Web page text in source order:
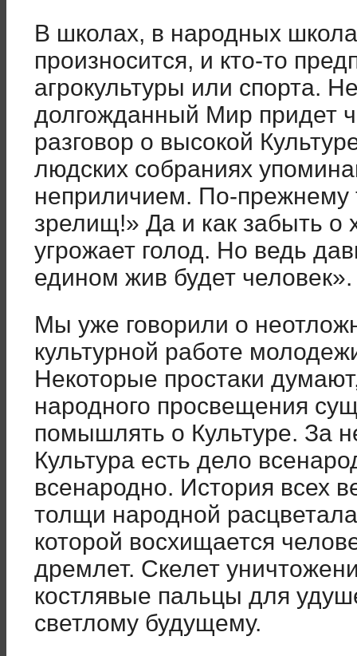
В школах, в народных
произносится, и кто-то
агрокультуры или спорта.
долгожданный Мир придет
разговор о высокой
людских собраниях
неприличием. По-прежнему
зрелищ!» Да и как забыть о
угрожает голод. Но ведь
едином жив будет человек».
Мы уже говорили о
культурной работе
Некоторые простаки
народного просвещения
помышлять о Культуре. За
Культура есть дело
всенародно. История всех
толщи народной
которой восхищается
дремлет. Скелет
костлявые пальцы для
светлому будущему.